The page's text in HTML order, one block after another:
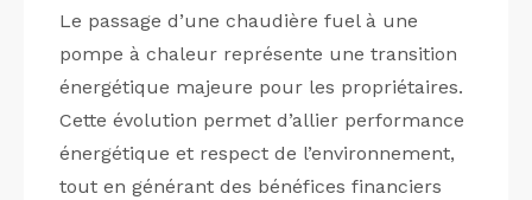
Le passage d’une chaudière fuel à une
pompe à chaleur représente une transition
énergétique majeure pour les propriétaires.
Cette évolution permet d’allier performance
énergétique et respect de l’environnement,
tout en générant des bénéfices financiers